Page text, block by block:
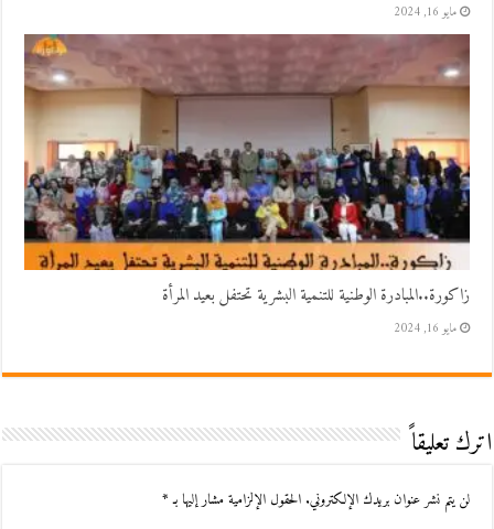
مايو 16, 2024
زاكورة..المبادرة الوطنية للتنمية البشرية تحتفل بعيد المرأة
مايو 16, 2024
اترك تعليقاً
لن يتم نشر عنوان بريدك الإلكتروني. الحقول الإلزامية مشار إليها بـ*